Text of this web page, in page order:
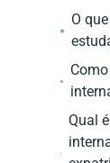
O
Qual